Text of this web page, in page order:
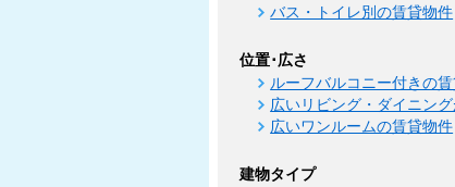
バス・トイレ別の賃貸物件
位置･広さ
ルーフバルコニー付きの
広いリビング・ダイニン
広いワンルームの賃貸物件
建物タイプ